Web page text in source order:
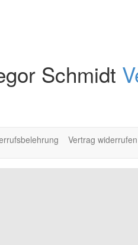
Schmidt
Vertrag widerrufen